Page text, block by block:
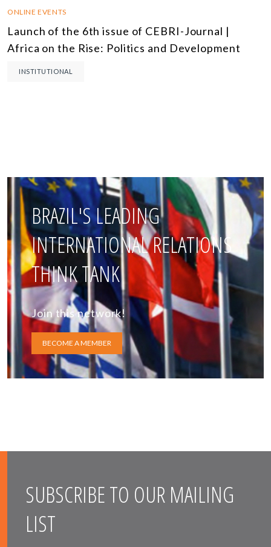
ONLINE EVENTS
Launch of the 6th issue of CEBRI-Journal |
Africa on the Rise: Politics and Development
INSTITUTIONAL
BRAZIL'S LEADING
INTERNATIONAL RELATIONS
THINK TANK
Join this network!
BECOME A MEMBER
SUBSCRIBE TO OUR MAILING
LIST